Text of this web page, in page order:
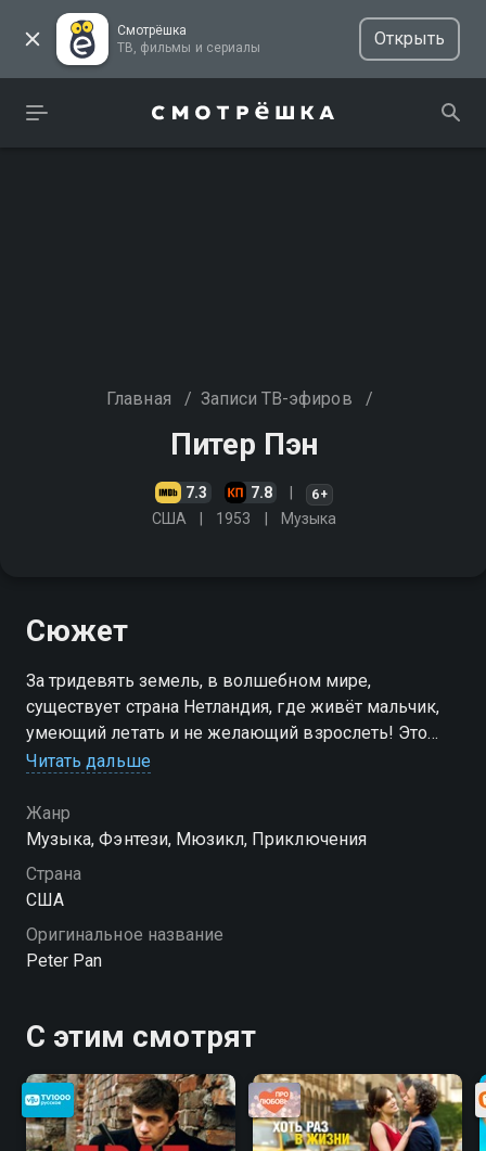
Смотрёшка
ТВ, фильмы и сериалы
Открыть
Главная / Записи ТВ-эфиров /
Питер Пэн
7.3 7.8 6+
США 1953 Музыка
Сюжет
За тридевять земель, в волшебном мире,
существует страна Нетландия, где живёт мальчик,
умеющий летать и не желающий взрослеть! Это
весёлый выдумщик, храбрец и проказник Питер
Читать дальше
Жанр
Музыка, Фэнтези, Мюзикл, Приключения
Страна
США
Оригинальное название
Peter Pan
С этим смотрят